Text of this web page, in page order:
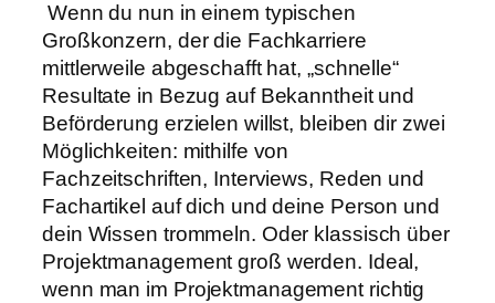
Wenn du nun in einem typischen
Großkonzern, der die Fachkarriere
mittlerweile abgeschafft hat, „schnelle“
Resultate in Bezug auf Bekanntheit und
Beförderung erzielen willst, bleiben dir zwei
Möglichkeiten: mithilfe von
Fachzeitschriften, Interviews, Reden und
Fachartikel auf dich und deine Person und
dein Wissen trommeln. Oder klassisch über
Projektmanagement groß werden. Ideal,
wenn man im Projektmanagement richtig